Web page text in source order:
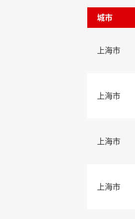
城市
上海市
上海市
上海市
上海市